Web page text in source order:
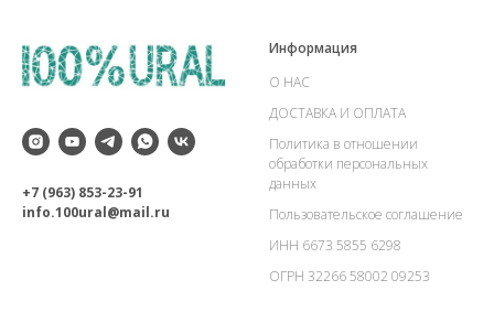
+7 (963) 853-23-91
info.100ural@mail.ru
Информация
О НАС
ДОСТАВКА И ОПЛАТА
Политика в отношении
обработки персональных
данных
Пользовательское соглашение
ИНН 6673 5855 6298
ОГРН 32266 58002 09253